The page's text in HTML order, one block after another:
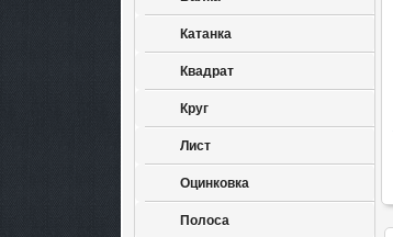
Катанка
Квадрат
Круг
Лист
Оцинковка
Полоса